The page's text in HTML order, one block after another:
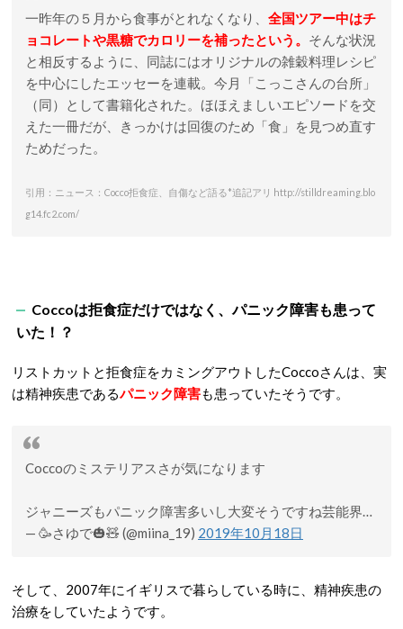
一昨年の５月から食事がとれなくなり、 全国ツアー中はチ
ョコレートや黒糖でカロリーを補ったという。 そんな状況
と相反するように、同誌にはオリジナルの雑穀料理レシピ
を中心にしたエッセーを連載。今月「こっこさんの台所」
（同）として書籍化された。ほほえましいエピソードを交
えた一冊だが、きっかけは回復のため「食」を見つめ直す
ためだった。
引用：ニュース：Cocco拒食症、自傷など語る*追記アリ http://stilldreaming.blo
g14.fc2.com/
Coccoは拒食症だけではなく、パニック障害も患って
いた！？
リストカットと拒食症をカミングアウトしたCoccoさんは、実
は精神疾患であるパニック障害も患っていたそうです。
Coccoのミステリアスさが気になります
ジャニーズもパニック障害多いし大変そうですね芸能界…
— 🥳さゆで🎃🧸 (@miina_19) 2019年10月18日
そして、2007年にイギリスで暮らしている時に、精神疾患の
治療をしていたようです。